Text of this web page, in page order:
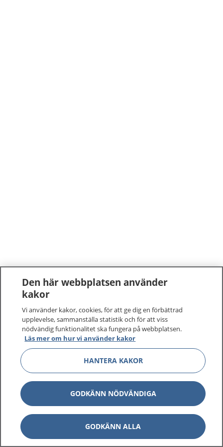
Den här webbplatsen använder
kakor
Vi använder kakor, cookies, för att ge dig en förbättrad
upplevelse, sammanställa statistik och för att viss
nödvändig funktionalitet ska fungera på webbplatsen.
Läs mer om hur vi använder kakor
HANTERA KAKOR
GODKÄNN NÖDVÄNDIGA
GODKÄNN ALLA